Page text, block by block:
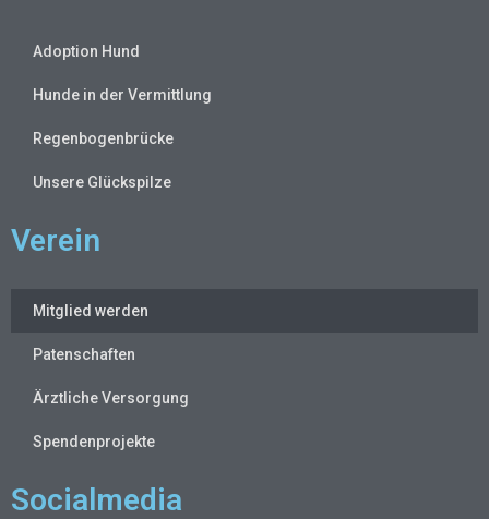
Adoption Hund
Hunde in der Vermittlung
Regenbogenbrücke
Unsere Glückspilze
Verein
Mitglied werden
Patenschaften
Ärztliche Versorgung
Spendenprojekte
Socialmedia